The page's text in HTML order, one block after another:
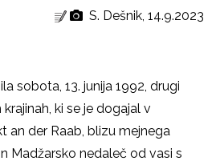
S. Dešnik, 14.9.2023
sobota, 13. junija 1992, drugi
ki se je dogajal v
an der Raab, blizu mejnega
Madžarsko nedaleč od vasi s